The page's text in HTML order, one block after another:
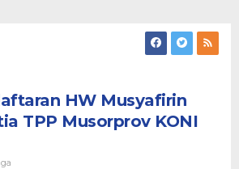
HW Musyafirin
TPP Musorprov KONI